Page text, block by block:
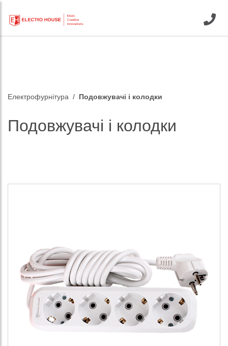
Електрофурнітура Подовжувачі і колодки
Подовжувачі і колодки